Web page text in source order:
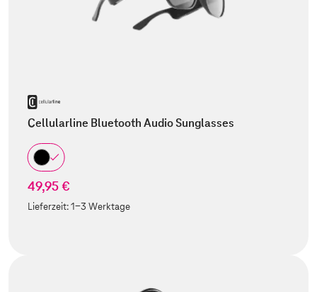
Cellularline Bluetooth Audio Sunglasses
49,95 €
Lieferzeit:1-3 Werktage